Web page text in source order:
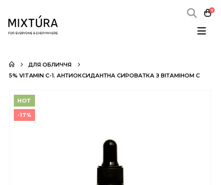
0
ДЛЯ ОБЛИЧЧЯ
5% VITAMIN C-1. АНТИОКСИДАНТНА СИРОВАТКА З ВІТАМІНОМ С
HOT
-17%